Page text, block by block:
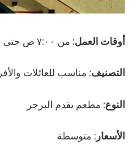
أوقات العمل: من ٧:٠٠ ص حتى ١:٠٠ ص
التصنيف: مناسب للعائلات
النوع: مطعم يقدم البرجر
الأسعار : متوسطة